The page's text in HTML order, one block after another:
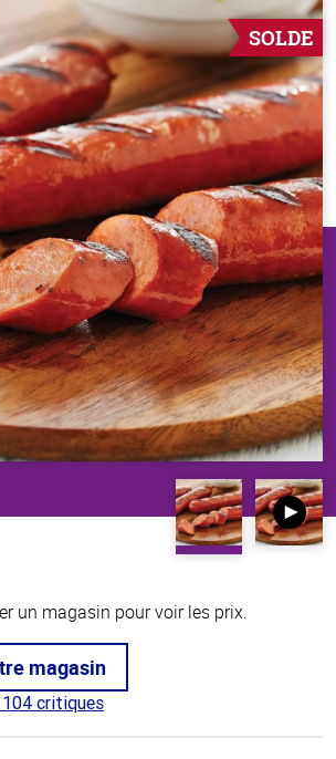
SOLDE
un magasin pour voir les prix.
magasin
104 critiques